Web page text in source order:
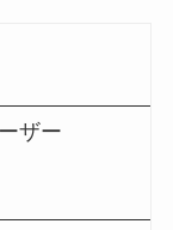
ザー